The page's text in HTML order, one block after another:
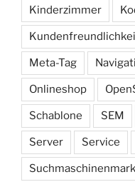
Kinderzimmer
Meta-Tag
Onlineshop
Schablone SEM
Server Service